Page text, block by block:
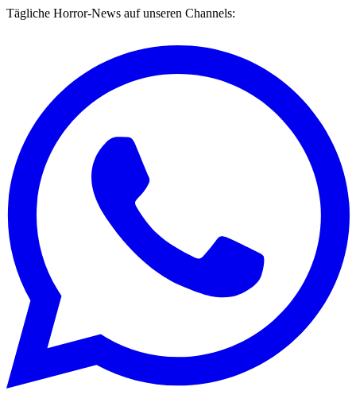
Tägliche Horror-News auf unseren Channels: